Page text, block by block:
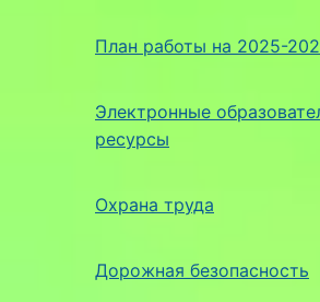
План работы на 2025-
Электронные
ресурсы
Охрана труда
Дорожная безопасность